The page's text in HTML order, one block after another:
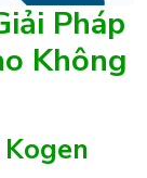
Pháp
Không